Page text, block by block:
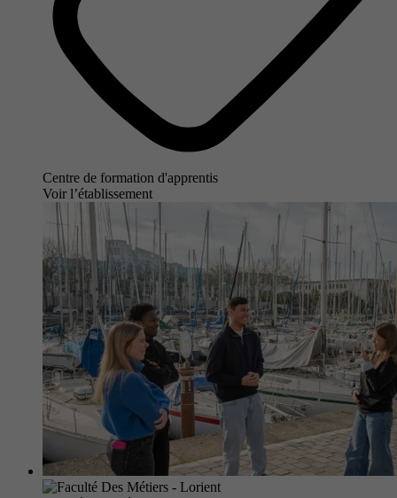
Centre de formation d'apprentis
Voir l’établissement